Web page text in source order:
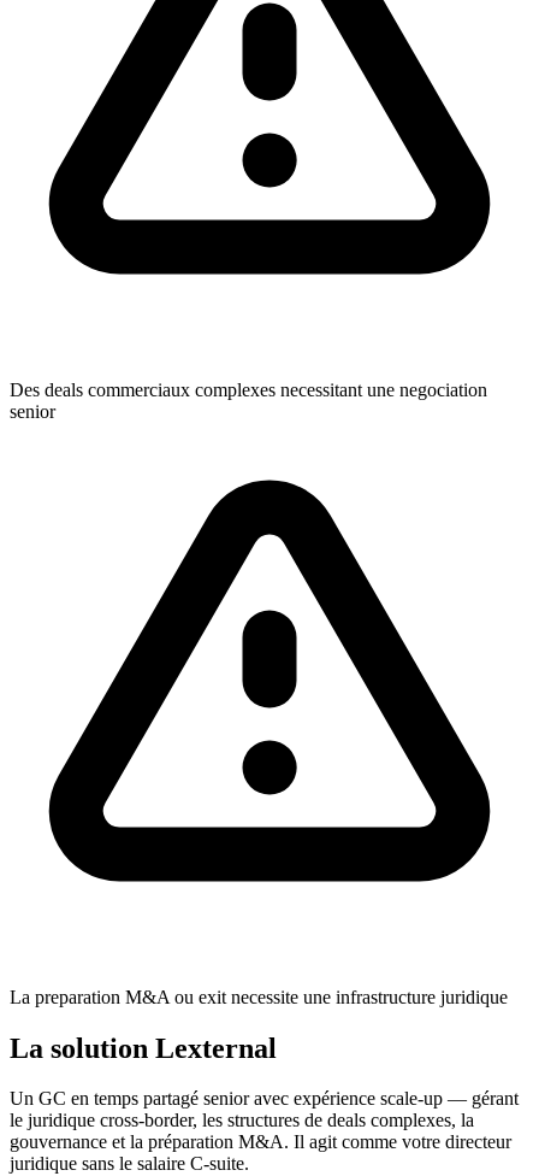
Des deals commerciaux complexes necessitant une negociation
senior
La preparation M&A ou exit necessite une infrastructure juridique
La solution Lexternal
Un GC en temps partagé senior avec expérience scale-up — gérant
le juridique cross-border, les structures de deals complexes, la
gouvernance et la préparation M&A. Il agit comme votre directeur
juridique sans le salaire C-suite.